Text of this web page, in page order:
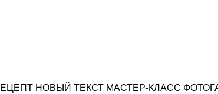
НОВЫЙ ТЕКСТ МАСТЕР-КЛАСС